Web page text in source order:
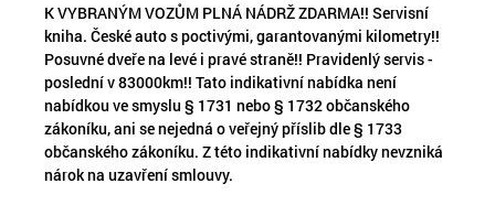
K VYBRANÝM VOZŮM PLNÁ NÁDRŽ ZDARMA!! Servisní
kniha. České auto s poctivými, garantovanými kilometry!!
Posuvné dveře na levé i pravé straně!! Pravidenlý servis -
poslední v 83000km!! Tato indikativní nabídka není
nabídkou ve smyslu § 1731 nebo § 1732 občanského
zákoníku, ani se nejedná o veřejný příslib dle § 1733
občanského zákoníku. Z této indikativní nabídky nevzniká
nárok na uzavření smlouvy.